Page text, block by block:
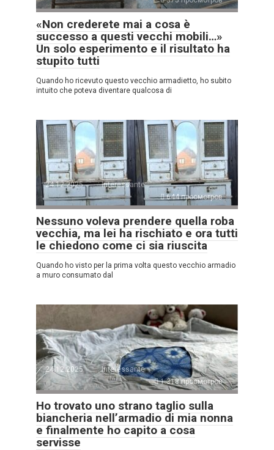
«Non crederete mai a cosa è
successo a questi vecchi mobili…»
Un solo esperimento e il risultato ha
stupito tutti
Quando ho ricevuto questo vecchio armadietto, ho subito
intuito che poteva diventare qualcosa di
24.12.2025
Interessante
644 просмотров
Nessuno voleva prendere quella roba
vecchia, ma lei ha rischiato e ora tutti
le chiedono come ci sia riuscita
Quando ho visto per la prima volta questo vecchio armadio
a muro consumato dal
24.12.2025
Interessante
1.318 просмотров
Ho trovato uno strano taglio sulla
biancheria nell’armadio di mia nonna
e finalmente ho capito a cosa
servisse